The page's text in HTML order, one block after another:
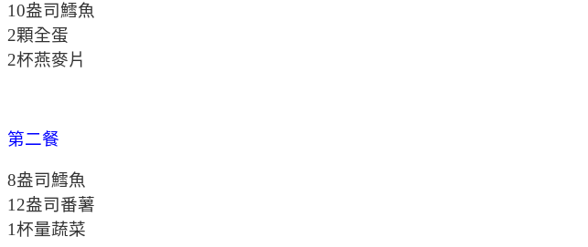
10盎司鱈魚
2顆全蛋
2杯燕麥片
第二餐
8盎司鱈魚
12盎司番薯
1杯量蔬菜